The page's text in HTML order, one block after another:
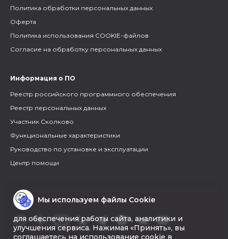
Политика обработки персональных данных
Оферта
Политика использования COOKIE-файлов
Согласие на обработку персональных данных
Информация о ПО
Реестр российского программного обеспечения
Реестр персональных данных
Участник Сколково
Функциональные характеристики
Руководство по установке и эксплуатации
Центр помощи
Мы используем файлы Cookie
для обеспечения работы сайта, аналитики и
улучшения сервиса. Нажимая «Принять», вы
соглашаетесь на использование cookie в